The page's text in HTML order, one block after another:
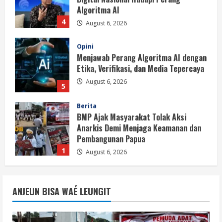
4
Algoritma AI
August 6, 2026
5
Opini
Menjawab Perang Algoritma AI dengan
Etika, Verifikasi, dan Media Tepercaya
August 6, 2026
1
Berita
BMP Ajak Masyarakat Tolak Aksi
Anarkis Demi Menjaga Keamanan dan
Pembangunan Papua
August 6, 2026
2
BMP Kecam Aksi KNPB, Serukan
Persatuan Demi Papua yang Kondusif
ANJEUN BISA WAÉ LEUNGIT